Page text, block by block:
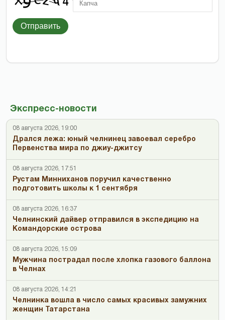
Экспресс-новости
08 августа 2026, 19:00
Дрался лежа: юный челнинец завоевал серебро
Первенства мира по джиу-джитсу
08 августа 2026, 17:51
Рустам Минниханов поручил качественно
подготовить школы к 1 сентября
08 августа 2026, 16:37
Челнинский дайвер отправился в экспедицию на
Командорские острова
08 августа 2026, 15:09
Мужчина пострадал после хлопка газового баллона
в Челнах
08 августа 2026, 14:21
Челнинка вошла в число самых красивых замужних
женщин Татарстана
Отправить